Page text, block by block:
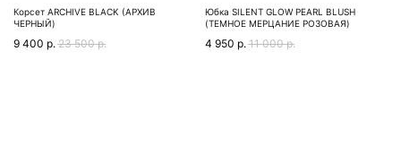
Корсет ARСHIVE BLACK (АРХИВ
ЧЕРНЫЙ)
9 400 р. 23 500 р.
Юбка SILENT GLOW PEARL BLUSH
(ТЕМНОЕ МЕРЦАНИЕ РОЗОВАЯ)
4 950 р. 11 000 р.